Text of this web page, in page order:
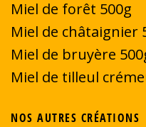
Miel de forêt 500g
Miel de châtaignier
Miel de bruyère
Miel de tilleul
NOS AUTRES CRÉATIONS